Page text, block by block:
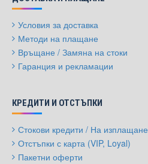
Условия за доставка
Методи на плащане
Връщане / Замяна на стоки
Гаранция и рекламации
КРЕДИТИ И ОТСТЪПКИ
Стокови кредити / На изплащане
Отстъпки с карта (VIP, Loyal)
Пакетни оферти